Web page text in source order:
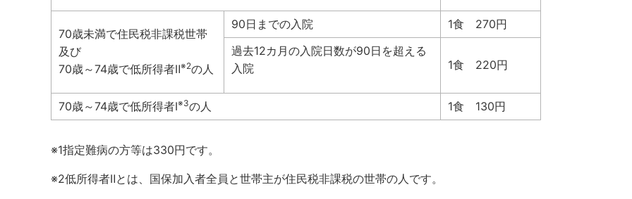
70歳未満で住民税非課税世帯
及び
70歳～74歳で低所得者Ⅱ※2の人
90日までの入院
1食 270円
過去12カ月の入院日数が90日を超える
入院
1食 220円
70歳～74歳で低所得者Ⅰ※3の人 1食 130円
※1指定難病の方等は330円です。
※2低所得者Ⅱとは、国保加入者全員と世帯主が住民税非課税の世帯の人です。